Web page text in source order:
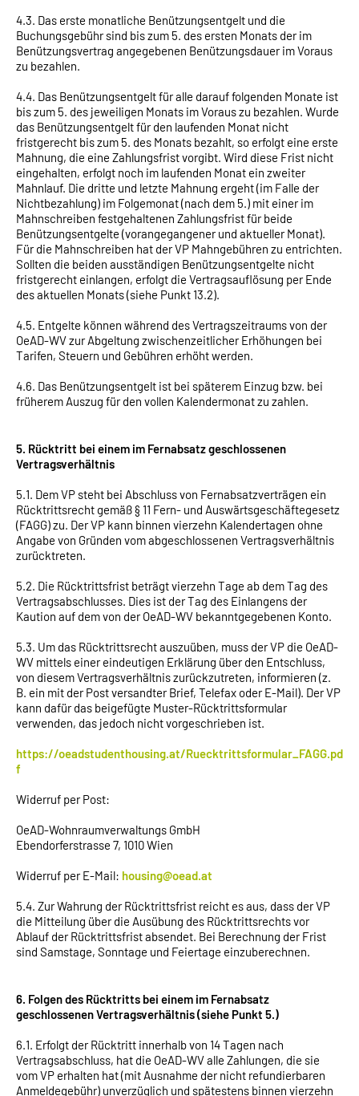
4.3. Das erste monatliche Benützungsentgelt und die
Buchungsgebühr sind bis zum 5. des ersten Monats der im
Benützungsvertrag angegebenen Benützungsdauer im Voraus
zu bezahlen.
4.4. Das Benützungsentgelt für alle darauf folgenden Monate ist
bis zum 5. des jeweiligen Monats im Voraus zu bezahlen. Wurde
das Benützungsentgelt für den laufenden Monat nicht
fristgerecht bis zum 5. des Monats bezahlt, so erfolgt eine erste
Mahnung, die eine Zahlungsfrist vorgibt. Wird diese Frist nicht
eingehalten, erfolgt noch im laufenden Monat ein zweiter
Mahnlauf. Die dritte und letzte Mahnung ergeht (im Falle der
Nichtbezahlung) im Folgemonat (nach dem 5.) mit einer im
Mahnschreiben festgehaltenen Zahlungsfrist für beide
Benützungsentgelte (vorangegangener und aktueller Monat).
Für die Mahnschreiben hat der VP Mahngebühren zu entrichten.
Sollten die beiden ausständigen Benützungsentgelte nicht
fristgerecht einlangen, erfolgt die Vertragsauflösung per Ende
des aktuellen Monats (siehe Punkt 13.2).
4.5. Entgelte können während des Vertragszeitraums von der
OeAD-WV zur Abgeltung zwischenzeitlicher Erhöhungen bei
Tarifen, Steuern und Gebühren erhöht werden.
4.6. Das Benützungsentgelt ist bei späterem Einzug bzw. bei
früherem Auszug für den vollen Kalendermonat zu zahlen.
5. Rücktritt bei einem im Fernabsatz geschlossenen
Vertragsverhältnis
5.1. Dem VP steht bei Abschluss von Fernabsatzverträgen ein
Rücktrittsrecht gemäß § 11 Fern- und Auswärtsgeschäftegesetz
(FAGG) zu. Der VP kann binnen vierzehn Kalendertagen ohne
Angabe von Gründen vom abgeschlossenen Vertragsverhältnis
zurücktreten.
5.2. Die Rücktrittsfrist beträgt vierzehn Tage ab dem Tag des
Vertragsabschlusses. Dies ist der Tag des Einlangens der
Kaution auf dem von der OeAD-WV bekanntgegebenen Konto.
5.3. Um das Rücktrittsrecht auszuüben, muss der VP die OeAD-
WV mittels einer eindeutigen Erklärung über den Entschluss,
von diesem Vertragsverhältnis zurückzutreten, informieren (z.
B. ein mit der Post versandter Brief, Telefax oder E-Mail). Der VP
kann dafür das beigefügte Muster-Rücktrittsformular
verwenden, das jedoch nicht vorgeschrieben ist.
https://oeadstudenthousing.at/Ruecktrittsformular_FAGG.pd
f
Widerruf per Post:
OeAD-Wohnraumverwaltungs GmbH
Ebendorferstrasse 7, 1010 Wien
Widerruf per E-Mail: housing@oead.at
5.4. Zur Wahrung der Rücktrittsfrist reicht es aus, dass der VP
die Mitteilung über die Ausübung des Rücktrittsrechts vor
Ablauf der Rücktrittsfrist absendet. Bei Berechnung der Frist
sind Samstage, Sonntage und Feiertage einzuberechnen.
6. Folgen des Rücktritts bei einem im Fernabsatz
geschlossenen Vertragsverhältnis (siehe Punkt 5.)
6.1. Erfolgt der Rücktritt innerhalb von 14 Tagen nach
Vertragsabschluss, hat die OeAD-WV alle Zahlungen, die sie
vom VP erhalten hat (mit Ausnahme der nicht refundierbaren
Anmeldegebühr) unverzüglich und spätestens binnen vierzehn